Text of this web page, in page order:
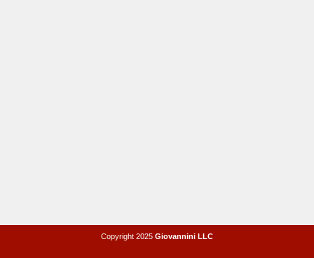
Copyright 2025 Giovannini LLC